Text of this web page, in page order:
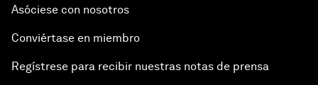
Asóciese con nosotros
Conviértase en miembro
Regístrese para recibir nuestras notas de prensa